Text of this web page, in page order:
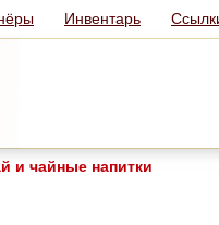
Инвентарь
и чайные напитки